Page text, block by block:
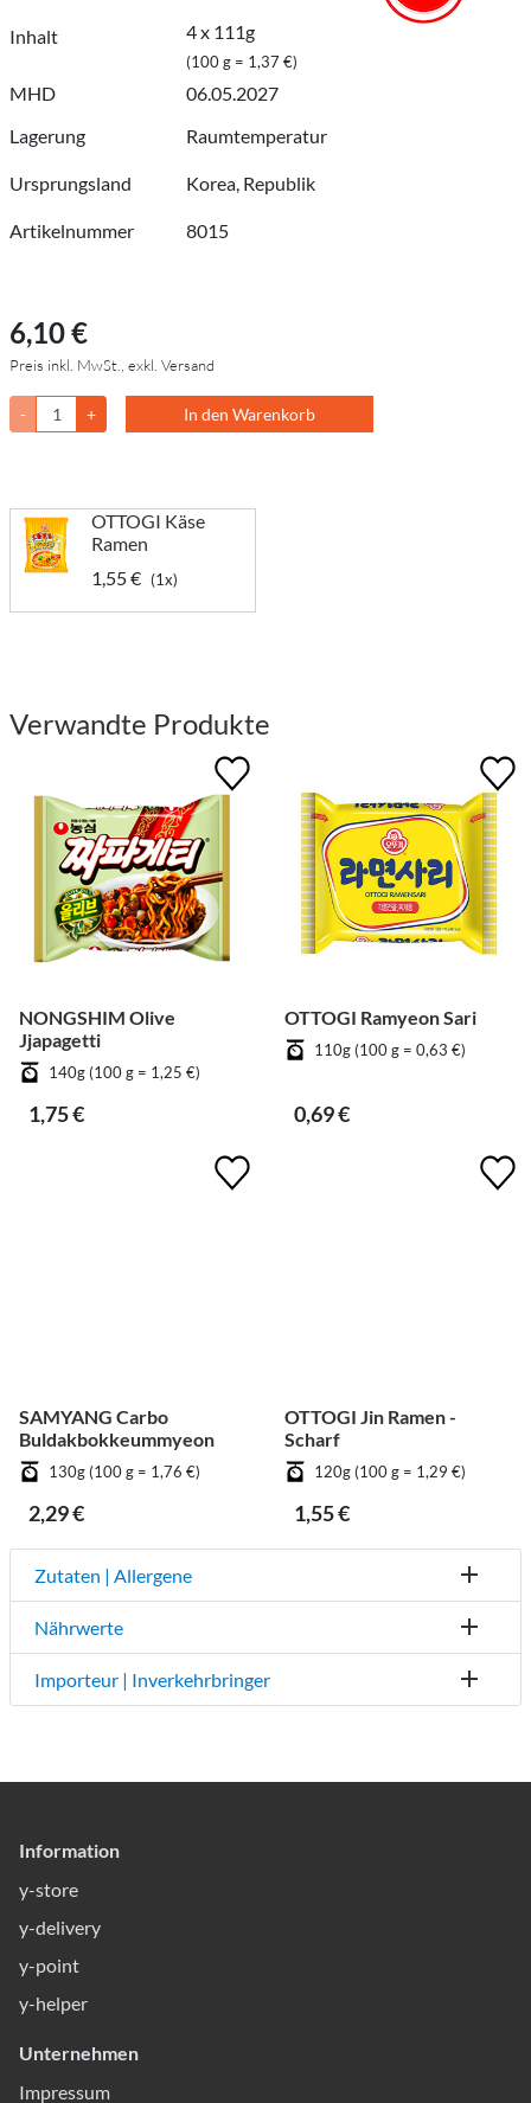
Inhalt 4 x 111g
(100 g = 1,37 €)
MHD
06.05.2027
Lagerung
Raumtemperatur
Ursprungsland Korea, Republik
Artikelnummer 8015
6,10 €
Preis inkl. MwSt., exkl. Versand
- + In den Warenkorb
OTTOGI Käse
Ramen
1,55 € (1x)
Verwandte Produkte
NONGSHIM Olive
Jjapagetti
140g (100 g = 1,25 €)
1,75 €
OTTOGI Ramyeon Sari
110g (100 g = 0,63 €)
0,69 €
SAMYANG Carbo
Buldakbokkeummyeon
130g (100 g = 1,76 €)
2,29 €
OTTOGI Jin Ramen -
Scharf
120g (100 g = 1,29 €)
1,55 €
Zutaten | Allergene
Nährwerte
Importeur | Inverkehrbringer
Information
y-store
y-delivery
y-point
y-helper
Unternehmen
Impressum